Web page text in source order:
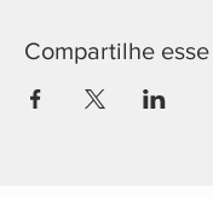
Compartilhe